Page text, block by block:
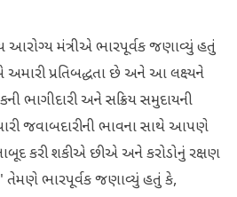
આરોગ્ય મંત્રીએ ભારપૂર્વક જણાવ્યું હતું
પ્રતિબદ્ધતા છે અને આ લક્ષ્યને
ભાગીદારી અને સક્રિય સમુદાયની
જવાબદારીની ભાવના સાથે આપણે
કરી શકીએ છીએ અને કરોડોનું રક્ષણ
તેમણે ભારપૂર્વક જણાવ્યું હતું કે,